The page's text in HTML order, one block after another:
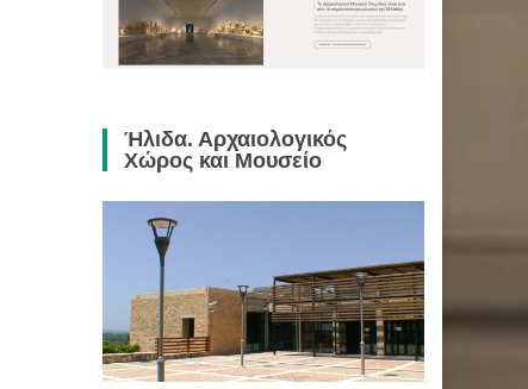
Ήλιδα. Αρχαιολογικός
Χώρος και Μουσείο